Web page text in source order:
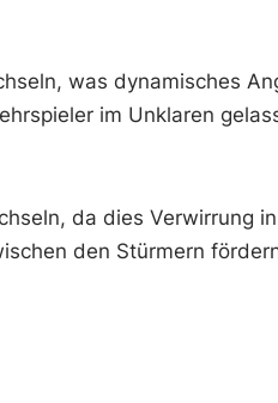
was dynamisches
im Unklaren
da dies Verwirrung
den Stürmern